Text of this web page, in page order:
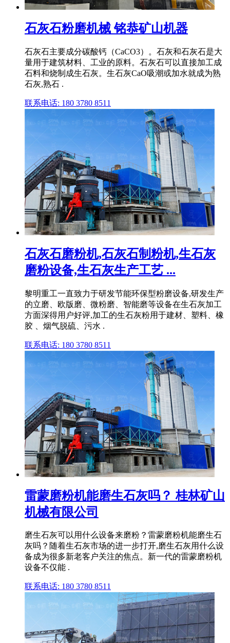
石灰石粉磨机械 铭恭矿山机器
石灰石主要成分碳酸钙（CaCO3）。石灰和石灰石是大
量用于建筑材料、工业的原料。石灰石可以直接加工成
石料和烧制成生石灰。生石灰CaO吸潮或加水就成为熟
石灰,熟石 .
联系电话: 180 3780 8511
石灰石磨粉机,石灰石制粉机,生石灰
磨粉设备,生石灰生产工艺 ...
黎明重工一直致力于研发节能环保型粉磨设备,研发生产
的立磨、欧版磨、微粉磨、智能磨等设备在生石灰加工
方面深得用户好评,加工的生石灰粉用于建材、塑料、橡
胶 、烟气脱硫、污水 .
联系电话: 180 3780 8511
雷蒙磨粉机能磨生石灰吗？ 桂林矿山
机械有限公司
磨生石灰可以用什么设备来磨粉？雷蒙磨粉机能磨生石
灰吗？随着生石灰市场的进一步打开,磨生石灰用什么设
备成为很多新老客户关注的焦点。新一代的雷蒙磨粉机
设备不仅能 .
联系电话: 180 3780 8511